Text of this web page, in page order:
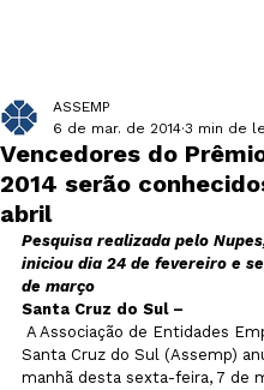
Vencedores do
2014 serão
abril
ASSEMP
6 de mar. de 2014 3 min de
Pesquisa realizada pelo
iniciou dia 24 de fevereiro e
de março
Santa Cruz do Sul –
Santa Cruz do Sul (Assemp)
manhã desta sexta-feira, 7 de